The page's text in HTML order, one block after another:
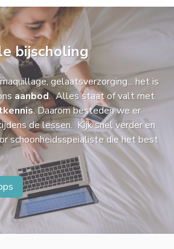
bijscholing
gelaatsverzorging... het is
aanbod. Alles staat of valt met
. Daarom besteden we er
de lessen. Kijk snel verder en
schoonheidsspeialiste die het best